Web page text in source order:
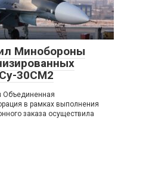
Минобороны
30СМ2
Объединенная
в рамках выполнения
заказа осуществила